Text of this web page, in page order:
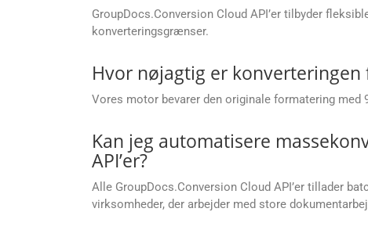
GroupDocs.Conversion Cloud API’er tilbyder
konverteringsgrænser.
Hvor nøjagtig er
Vores motor bevarer den originale formatering
Kan jeg automatisere
API’er?
Alle GroupDocs.Conversion Cloud API’er tillader
virksomheder, der arbejder med store